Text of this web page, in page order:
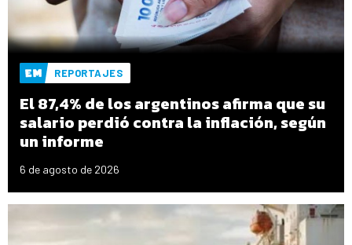
REPORTAJES
El 87,4% de los argentinos afirma que su
salario perdió contra la inflación, según
un informe
6 de agosto de 2026